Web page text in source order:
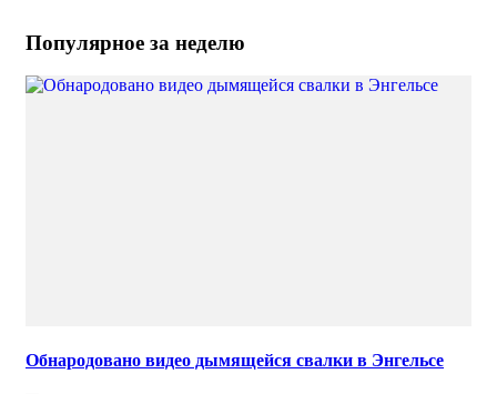
Популярное за неделю
Обнародовано видео дымящейся свалки в Энгельсе